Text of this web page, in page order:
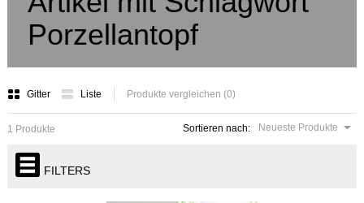
Porzellantopf
Gitter Liste Produkte vergleichen (0)
Sortieren nach: Neueste Produkte
1 Produkte
FILTERS